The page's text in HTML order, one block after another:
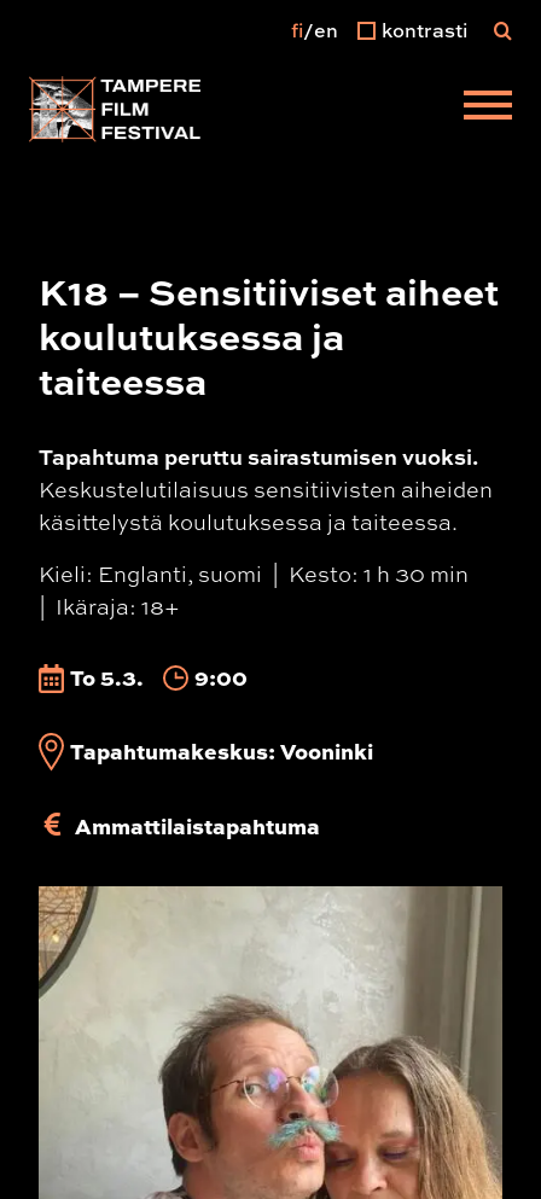
Päävalikko
fi en kontrasti
K18 – Sensitiiviset aiheet
koulutuksessa ja
taiteessa
Tapahtuma peruttu sairastumisen vuoksi.
Keskustelutilaisuus sensitiivisten aiheiden
käsittelystä koulutuksessa ja taiteessa.
Kieli: Englanti, suomi
Kesto: 1 h 30 min
Ikäraja: 18+
To 5.3. 9:00
Tapahtumakeskus: Vooninki
Ammattilaistapahtuma